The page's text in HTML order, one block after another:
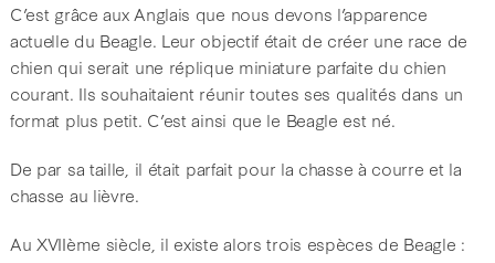
C’est grâce aux Anglais que nous devons l’apparence
actuelle du Beagle. Leur objectif était de créer une race de
chien qui serait une réplique miniature parfaite du chien
courant. Ils souhaitaient réunir toutes ses qualités dans un
format plus petit. C’est ainsi que le Beagle est né.
De par sa taille, il était parfait pour la chasse à courre et la
chasse au lièvre.
Au XVIIème siècle, il existe alors trois espèces de Beagle :